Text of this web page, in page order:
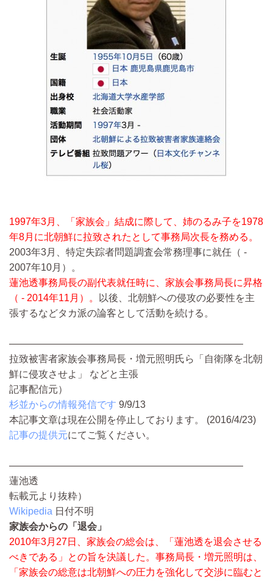
1997年3月、「家族会」結成に際して、姉のるみ子を1978
年8月に北朝鮮に拉致されたとして事務局次長を務める。
2003年3月、特定失踪者問題調査会常務理事に就任（ -
2007年10月）。
蓮池透事務局長の副代表就任時に、家族会事務局長に昇格
（ - 2014年11月）。
以後、北朝鮮への侵攻の必要性を主
張するなどタカ派の論客として活動を続ける。
————————————————————————
拉致被害者家族会事務局長・増元照明氏ら「自衛隊を北朝
鮮に侵攻させよ」 などと主張
記事配信元）
杉並からの情報発信です 9/9/13
本記事文章は現在公開を停止しております。 (2016/4/23)
記事の提供元にてご覧ください。
————————————————————————
蓮池透
転載元より抜粋）
Wikipedia 日付不明
家族会からの「退会」
2010年3月27日、家族会の総会は、「蓮池透を退会させる
べきである」との旨を決議した。事務局長・増元照明は、
「家族会の総意は北朝鮮への圧力を強化して交渉に臨むと